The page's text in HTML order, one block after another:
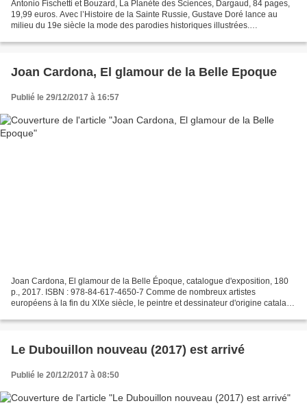
Antonio Fischetti et Bouzard, La Planète des Sciences, Dargaud, 84 pages,
19,99 euros. Avec l’Histoire de la Sainte Russie, Gustave Doré lance au
milieu du 19e siècle la mode des parodies historiques illustrées.
Joan Cardona, El glamour de la Belle Epoque
Publié le 29/12/2017 à 16:57
Joan Cardona, El glamour de la Belle Époque, catalogue d'exposition, 180
p., 2017. ISBN : 978-84-617-4650-7 Comme de nombreux artistes
européens à la fin du XIXe siècle, le peintre et dessinateur d'origine catalane
Le Dubouillon nouveau (2017) est arrivé
Publié le 20/12/2017 à 08:50